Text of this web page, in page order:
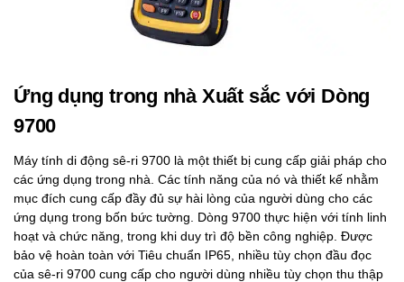
Ứng dụng trong nhà Xuất sắc với Dòng
9700
Máy tính di động sê-ri 9700 là một thiết bị cung cấp giải pháp cho
các ứng dụng trong nhà. Các tính năng của nó và thiết kế nhằm
mục đích cung cấp đầy đủ sự hài lòng của người dùng cho các
ứng dụng trong bốn bức tường. Dòng 9700 thực hiện với tính linh
hoạt và chức năng, trong khi duy trì độ bền công nghiệp. Được
bảo vệ hoàn toàn với Tiêu chuẩn IP65, nhiều tùy chọn đầu đọc
của sê-ri 9700 cung cấp cho người dùng nhiều tùy chọn thu thập